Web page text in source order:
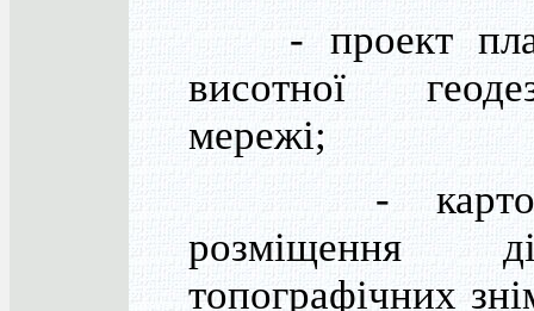
- проект
висотної
мережі;
-
розміщення
топографічних